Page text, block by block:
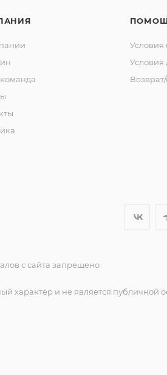
Условия
Условия
с сайта запрещено
характер и не является публичной